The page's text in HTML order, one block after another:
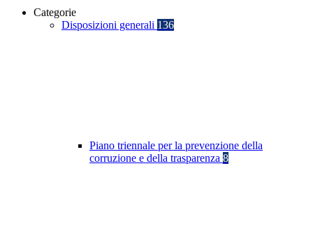
Categorie
Disposizioni generali 136
Piano triennale per la prevenzione della
corruzione e della trasparenza 8